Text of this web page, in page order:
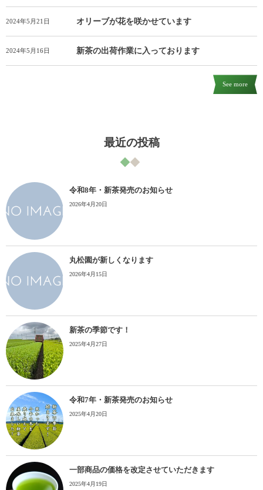
2024年5月21日 オリーブが花を咲かせています
2024年5月16日 新茶の出荷作業に入っております
See more
最近の投稿
令和8年・新茶発売のお知らせ
2026年4月20日
丸松園が新しくなります
2026年4月15日
新茶の季節です！
2025年4月27日
令和7年・新茶発売のお知らせ
2025年4月20日
一部商品の価格を改定させていただきます
2025年4月19日